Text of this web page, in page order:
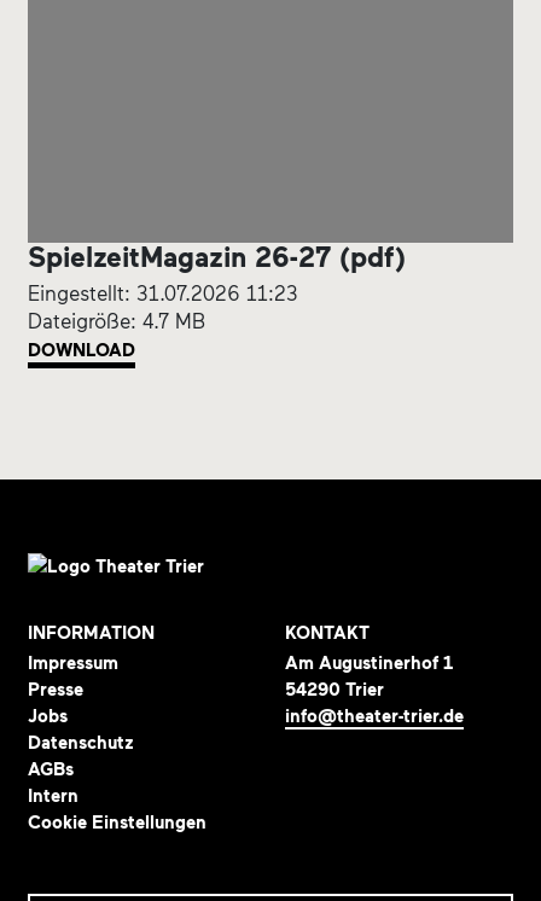
SpielzeitMagazin 26-27 (pdf)
Eingestellt: 31.07.2026 11:23
Dateigröße: 4.7 MB
DOWNLOAD
INFORMATION
Impressum
Presse
Jobs
Datenschutz
AGBs
Intern
Cookie Einstellungen
KONTAKT
Am Augustinerhof 1
54290 Trier
info@theater-trier.de